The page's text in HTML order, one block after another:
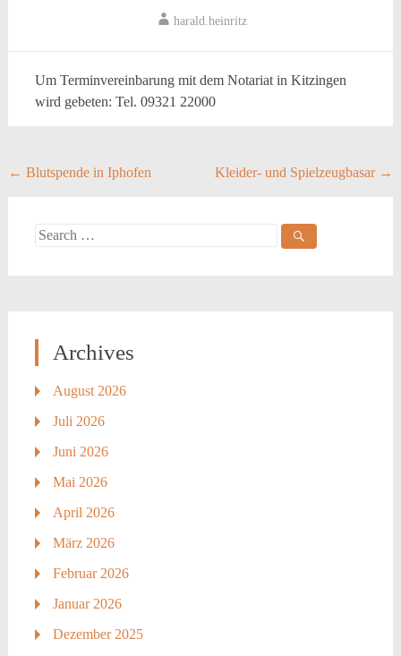
harald.heinritz
Um Terminvereinbarung mit dem Notariat in Kitzingen
wird gebeten: Tel. 09321 22000
Post
← Blutspende in Iphofen Kleider- und Spielzeugbasar →
Search
Archives
August 2026
Juli 2026
Juni 2026
Mai 2026
April 2026
März 2026
Februar 2026
Januar 2026
Dezember 2025